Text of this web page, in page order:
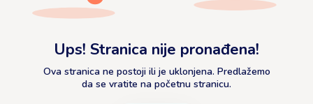
Ups! Stranica nije pronađena!
Ova stranica ne postoji ili je uklonjena. Predlažemo
da se vratite na početnu stranicu.